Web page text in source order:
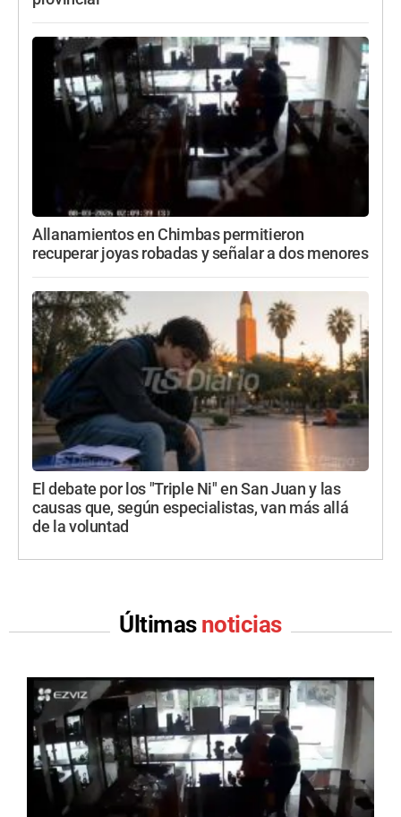
Allanamientos en Chimbas permitieron
recuperar joyas robadas y señalar a dos menores
El debate por los "Triple Ni" en San Juan y las
causas que, según especialistas, van más allá
de la voluntad
Últimas noticias